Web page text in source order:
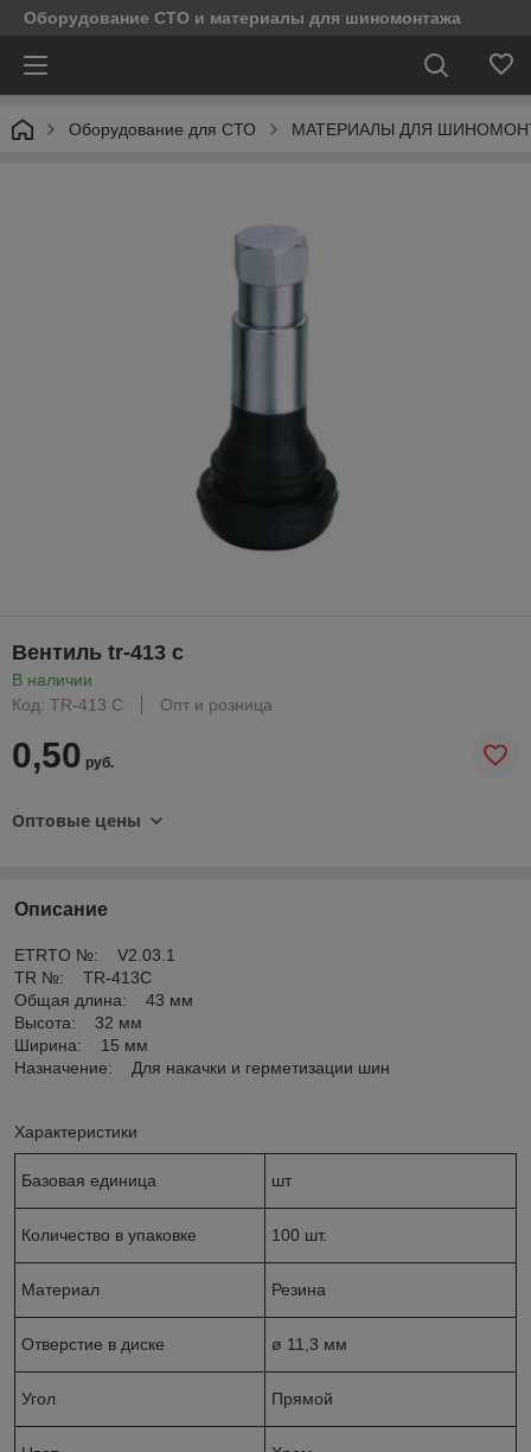
Оборудование СТО и материалы для шиномонтажа
Оборудование для СТО МАТЕРИАЛЫ ДЛЯ
Вентиль tr-413 с
В наличии
Код: TR-413 С
Опт и розница
0,50 руб.
Оптовые цены
Описание
ETRTO №: V2.03.1
TR №: TR-413C
Общая длина: 43 мм
Высота: 32 мм
Ширина: 15 мм
Назначение: Для накачки и герметизации шин
Характеристики
Базовая единица шт
Количество в упаковке 100 шт.
Материал Резина
Отверстие в диске ø 11,3 мм
Угол Прямой